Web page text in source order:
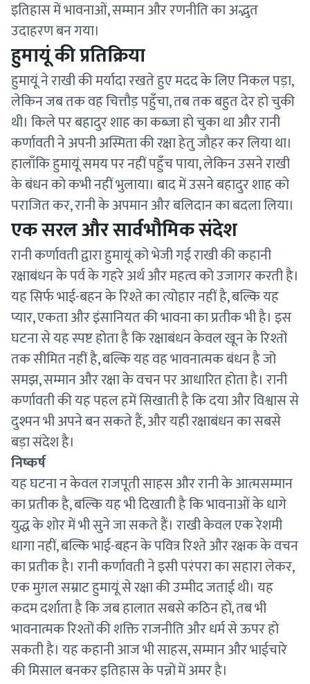
इतिहास में भावनाओं, सम्मान और रणनीति का अद्भुत
उदाहरण बन गया।
हुमायूं की प्रतिक्रिया
हुमायूं ने राखी की मर्यादा रखते हुए मदद के लिए निकल पड़ा,
लेकिन जब तक वह चित्तौड़ पहुँचा, तब तक बहुत देर हो चुकी
थी। किले पर बहादुर शाह का कब्जा हो चुका था और रानी
कर्णावती ने अपनी अस्मिता की रक्षा हेतु जौहर कर लिया था।
हालाँकि हुमायूं समय पर नहीं पहुँच पाया, लेकिन उसने राखी
के बंधन को कभी नहीं भुलाया। बाद में उसने बहादुर शाह को
पराजित कर, रानी के अपमान और बलिदान का बदला लिया।
एक सरल और सार्वभौमिक संदेश
रानी कर्णावती द्वारा हुमायूं को भेजी गई राखी की कहानी
रक्षाबंधन के पर्व के गहरे अर्थ और महत्व को उजागर करती है।
यह सिर्फ भाई-बहन के रिश्ते का त्योहार नहीं है, बल्कि यह
प्यार, एकता और इंसानियत की भावना का प्रतीक भी है। इस
घटना से यह स्पष्ट होता है कि रक्षाबंधन केवल खून के रिश्तों
तक सीमित नहीं है, बल्कि यह वह भावनात्मक बंधन है जो
समझ, सम्मान और रक्षा के वचन पर आधारित होता है। रानी
कर्णावती की यह पहल हमें सिखाती है कि दया और विश्वास से
दुश्मन भी अपने बन सकते हैं, और यही रक्षाबंधन का सबसे
बड़ा संदेश है।
निष्कर्ष
यह घटना न केवल राजपूती साहस और रानी के आत्मसम्मान
का प्रतीक है, बल्कि यह भी दिखाती है कि भावनाओं के धागे
युद्ध के शोर में भी सुने जा सकते हैं। राखी केवल एक रेशमी
धागा नहीं, बल्कि भाई-बहन के पवित्र रिश्ते और रक्षक के वचन
का प्रतीक है। रानी कर्णावती ने इसी परंपरा का सहारा लेकर,
एक मुग़ल सम्राट हुमायूं से रक्षा की उम्मीद जताई थी। यह
कदम दर्शाता है कि जब हालात सबसे कठिन हों, तब भी
भावनात्मक रिश्तों की शक्ति राजनीति और धर्म से ऊपर हो
सकती है। यह कहानी आज भी साहस, सम्मान और भाईचारे
की मिसाल बनकर इतिहास के पन्नों में अमर है।